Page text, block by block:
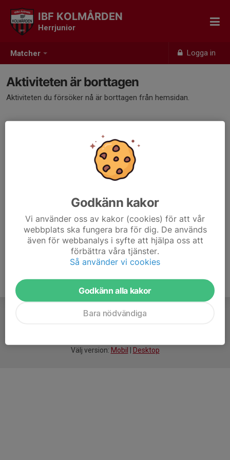
Matcher Logga in
IBF KOLMÅRDEN
Herrjunior
Aktiviteten är borttagen
Aktiviteten du försöker nå är borttagen från hemsidan.
Välj version: Mobil Desktop
Godkänn kakor
Vi använder oss av kakor (cookies) för att vår
webbplats ska fungera bra för dig. De används
även för webbanalys i syfte att hjälpa oss att
förbättra våra tjänster.
Så använder vi cookies
Godkänn alla kakor
Bara nödvändiga